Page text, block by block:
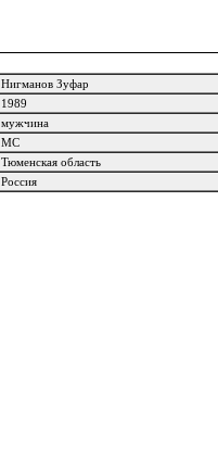
Нигманов Зуфар
1989
мужчина
МС
Тюменская область
Россия